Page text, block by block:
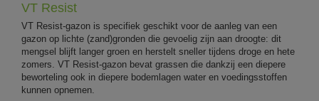
VT Resist
VT Resist-gazon is specifiek geschikt voor de aanleg van een
gazon op lichte (zand)gronden die gevoelig zijn aan droogte: dit
mengsel blijft langer groen en herstelt sneller tijdens droge en hete
zomers. VT Resist-gazon bevat grassen die dankzij een diepere
beworteling ook in diepere bodemlagen water en voedingsstoffen
kunnen opnemen.